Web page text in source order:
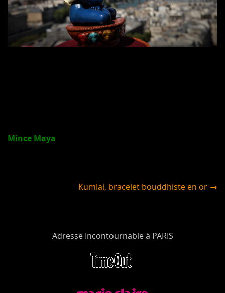
Mince Maya
Kumlai, bracelet bouddhiste en or →
Adresse Incontournable à PARIS